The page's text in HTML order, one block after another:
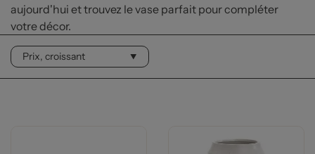
aujourd'hui et trouvez le vase parfait pour compléter
votre décor.